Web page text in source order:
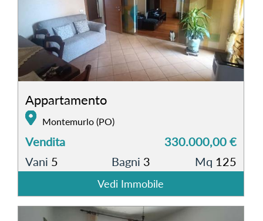
Appartamento
Montemurlo (PO)
Vendita
330.000,00 €
Vani 5 Bagni 3 Mq 125
Vedi Immobile